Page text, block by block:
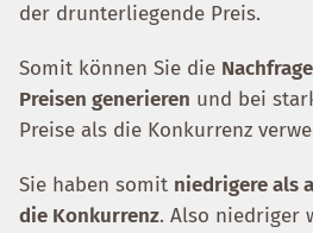
der drunterliegende Preis.
Somit können Sie die
Preisen generieren und bei
Preise als die Konkurrenz
Sie haben somit niedrigere als
die Konkurrenz. Also niedriger